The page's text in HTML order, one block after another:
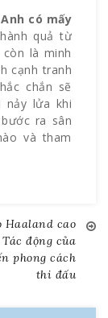
có mấy
quả từ
là minh
cạnh tranh
chắn sẽ
nảy lửa khi
ra sân
và tham
Haaland cao
động của
phong cách
thi đấu